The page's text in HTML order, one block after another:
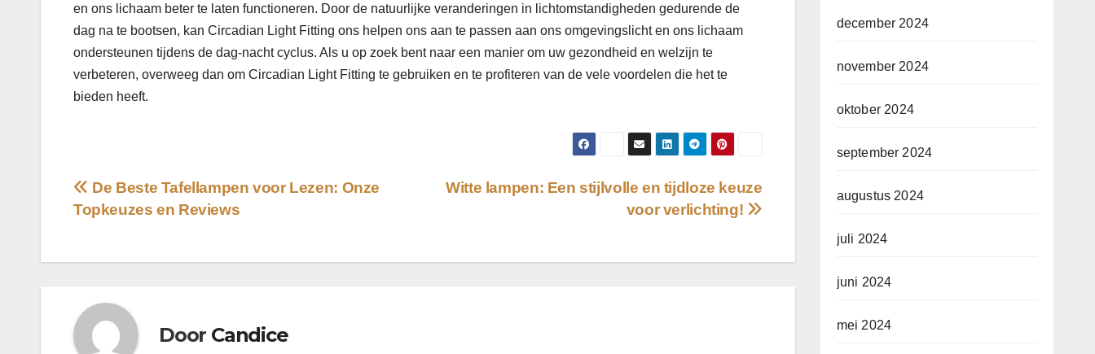
en ons lichaam beter te laten functioneren. Door de natuurlijke veranderingen in lichtomstandigheden gedurende de
dag na te bootsen, kan Circadian Light Fitting ons helpen ons aan te passen aan ons omgevingslicht en ons lichaam
ondersteunen tijdens de dag-nacht cyclus. Als u op zoek bent naar een manier om uw gezondheid en welzijn te
verbeteren, overweeg dan om Circadian Light Fitting te gebruiken en te profiteren van de vele voordelen die het te
bieden heeft.
Bericht
navigatie
Witte lampen: Een stijlvolle en tijdloze keuze
voor verlichting!
De Beste Tafellampen voor Lezen: Onze
Topkeuzes en Reviews
Door Candice
december 2024
november 2024
oktober 2024
september 2024
augustus 2024
juli 2024
juni 2024
mei 2024